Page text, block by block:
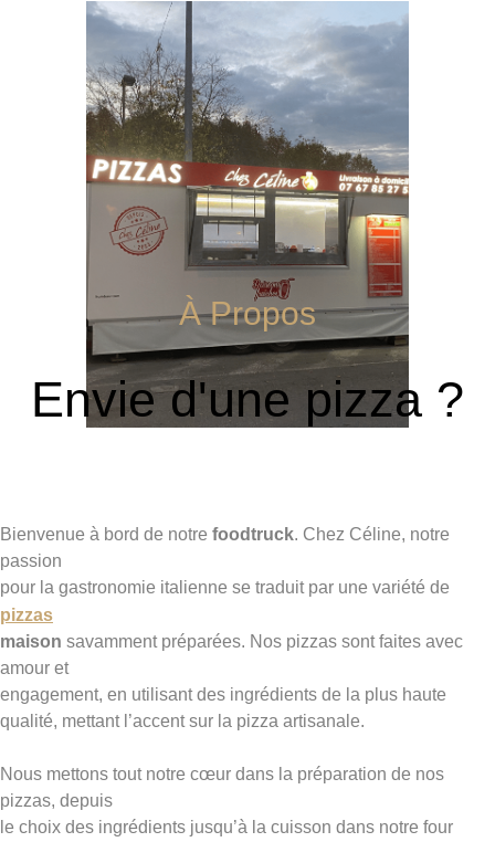
À Propos
Envie d'une pizza ?
Bienvenue à bord de notre foodtruck. Chez Céline, notre
passion
pour la gastronomie italienne se traduit par une variété de
pizzas
maison savamment préparées. Nos pizzas sont faites avec
amour et
engagement, en utilisant des ingrédients de la plus haute
qualité, mettant l’accent sur la pizza artisanale.
Nous mettons tout notre cœur dans la préparation de nos
pizzas, depuis
le choix des ingrédients jusqu’à la cuisson dans notre four